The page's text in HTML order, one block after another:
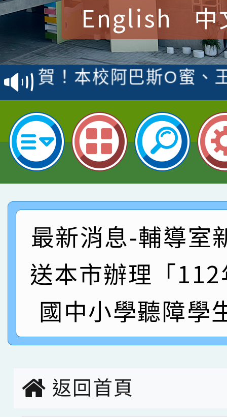
English 中
賀！本校參加桃園市中
賽 洪綺君教師榮獲社
賀！本校阿巴斯O蜜、
倩參加桃園市科展 國
名 指導老師王老師、
賀！本校四年二班張O
園市英語競賽國小朗讀
指導老師林老師
賀！本校參加桃園市中
賽 劉文瑛教師榮獲教
臺灣台語-第二名
賀！本校參與2026世
市賽榮獲科學小創客佳
創客第三名。
賀！本校參加桃園市中
賽 洪綺君教師榮獲社
名
賀！本校阿巴斯O蜜、
倩參加桃園市科展 國
名 指導老師王老師、
賀！本校四年二班張O
園市英語競賽國小朗讀
指導老師林老師
賀！本校參加桃園市中
賽 劉文瑛教師榮獲教
賀！本校參與2026世
市賽榮獲科學小創客佳
最新消息-輔導室
送本市辦理「
國中小學聽障學
返回首頁